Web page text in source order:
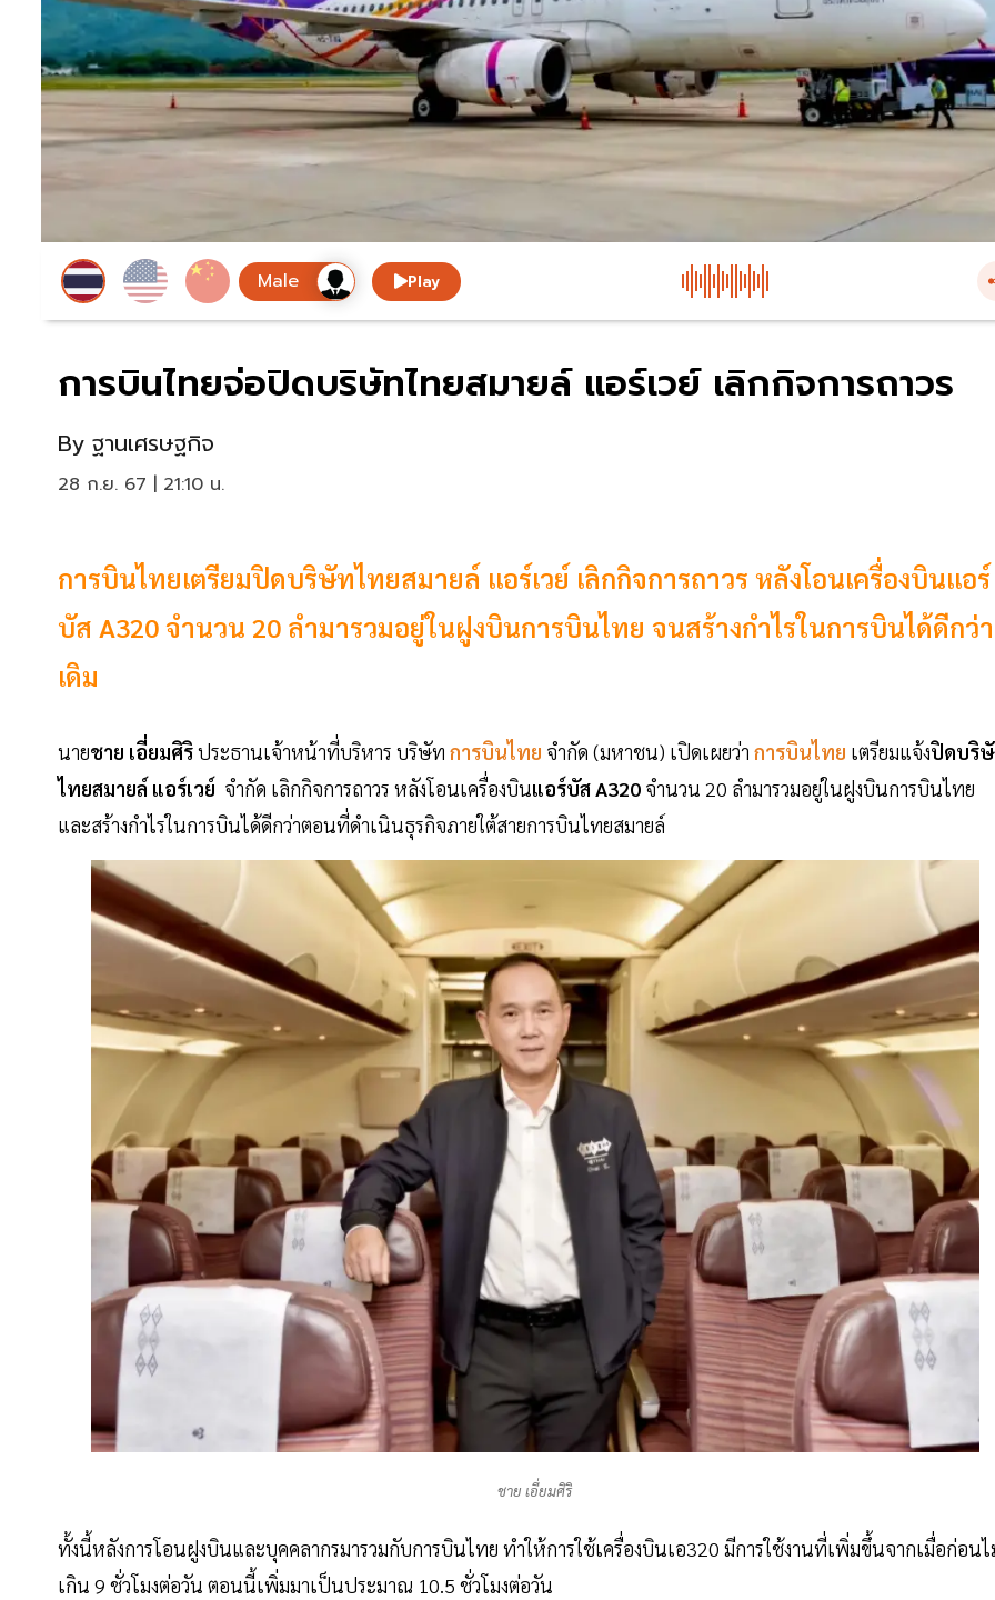
Play
การบินไทยจ่อปิดบริษัทไทยสมายล์ แอร์เวย์ เลิกกิจการถาวร
By ฐานเศรษฐกิจ
28 ก.ย. 67 | 21:10 น.
การบินไทยเตรียมปิดบริษัทไทยสมายล์ แอร์เวย์ เลิกกิจการถาวร หลังโอนเครื่องบินแอร์
บัส A320 จำนวน 20 ลำมารวมอยู่ในฝูงบินการบินไทย จนสร้างกำไรในการบินได้ดีกว่า
เดิม
นายชาย เอี่ยมศิริประธานเจ้าหน้าที่บริหาร บริษัท การบินไทย จำกัด (มหาชน) เปิดเผยว่า การบินไทย เตรียมแจ้งปิดบริ
ไทยสมายล์ แอร์เวย์ จำกัด เลิกกิจการถาวร หลังโอนเครื่องบินแอร์บัสA320 จำนวน 20 ลำมารวมอยู่ในฝูงบินการบินไทย
และสร้างกำไรในการบินได้ดีกว่าตอนที่ดำเนินธุรกิจภายใต้สายการบินไทยสมายล์
ชาย เอี่ยมศิริ
ทั้งนี้หลังการโอนฝูงบินและบุคคลากรมารวมกับการบินไทย ทำให้การใช้เครื่องบินเอ320 มีการใช้งานที่เพิ่มขึ้นจากเมื่อก่อน
เกิน 9 ชั่วโมงต่อวัน ตอนนี้เพิ่มมาเป็นประมาณ 10.5 ชั่วโมงต่อวัน